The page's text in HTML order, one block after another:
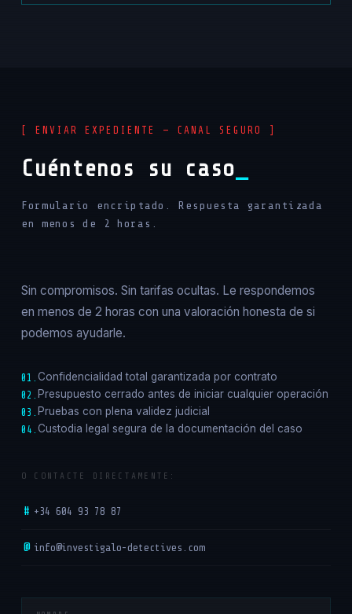
[ ENVIAR EXPEDIENTE — CANAL SEGURO ]
Cuéntenos su caso
Formulario encriptado. Respuesta garantizada
en menos de 2 horas.
Sin compromisos. Sin tarifas ocultas. Le respondemos
en menos de 2 horas con una valoración honesta de si
podemos ayudarle.
01. Confidencialidad total garantizada por contrato
02. Presupuesto cerrado antes de iniciar cualquier operación
03. Pruebas con plena validez judicial
04. Custodia legal segura de la documentación del caso
O CONTACTE DIRECTAMENTE:
# +34 604 93 78 87
@ info@investigalo-detectives.com